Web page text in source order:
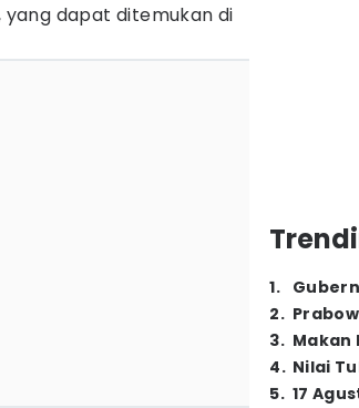
yang dapat ditemukan di
1.
2.
3. Makan
4. Nilai
5. 17